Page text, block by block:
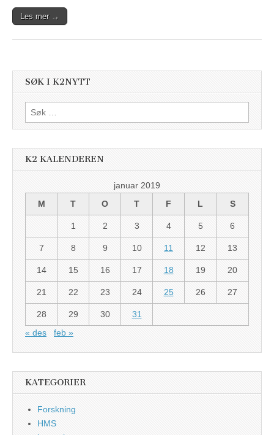
Les mer →
SØK I K2NYTT
Søk
etter:
K2 KALENDEREN
januar 2019
M
T O T F L S
1 2 3 4 5 6
7 8 9 10 11 12 13
14 15 16 17 18 19 20
21 22 23 24 25 26 27
28 29 30
31
« des
feb »
KATEGORIER
Forskning
HMS